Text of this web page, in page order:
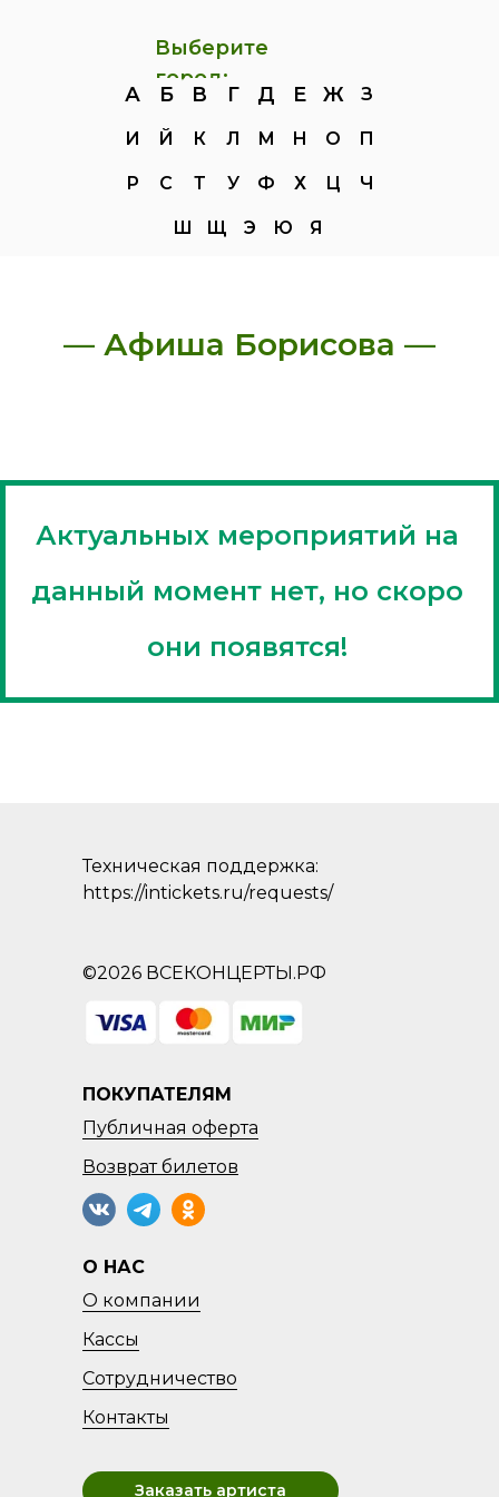
Выберите
город:
А Б В Г Д Е Ж З
И Й К Л М Н О П
Р С Т У Ф Х Ц Ч
Ш Щ Э Ю Я
— Афиша Борисова —
Актуальных мероприятий на
данный момент нет, но скоро
они появятся!
Техническая поддержка:
https://intickets.ru/requests/
©2026 ВСЕКОНЦЕРТЫ.РФ
ПОКУПАТЕЛЯМ
Публичная оферта
О НАС
О компании
Кассы
Сотрудничество
Контакты
Заказать артиста
Возвратбилетов